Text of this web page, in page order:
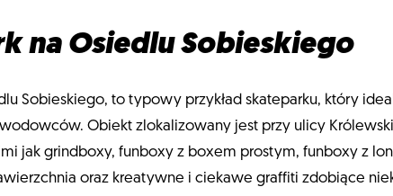
na Osiedlu Sobieskiego
Sobieskiego, to typowy przykład skateparku, który
Obiekt zlokalizowany jest przy ulicy
jak grindboxy, funboxy z boxem prostym, funboxy z
oraz kreatywne i ciekawe graffiti zdobiące